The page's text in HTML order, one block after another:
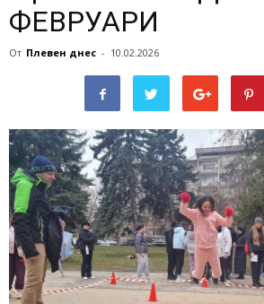
ФЕВРУАРИ
От Плевен днес - 10.02.2026